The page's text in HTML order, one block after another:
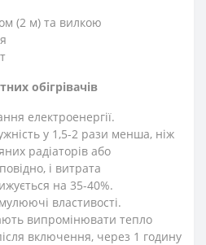
(2 м) та вилкою
обігрівачів
електроенергії.
у 1,5-2 рази менша, ніж
радіаторів або
і витрата
на 35-40%.
властивості.
випромінювати тепло
включення, через 1 годину